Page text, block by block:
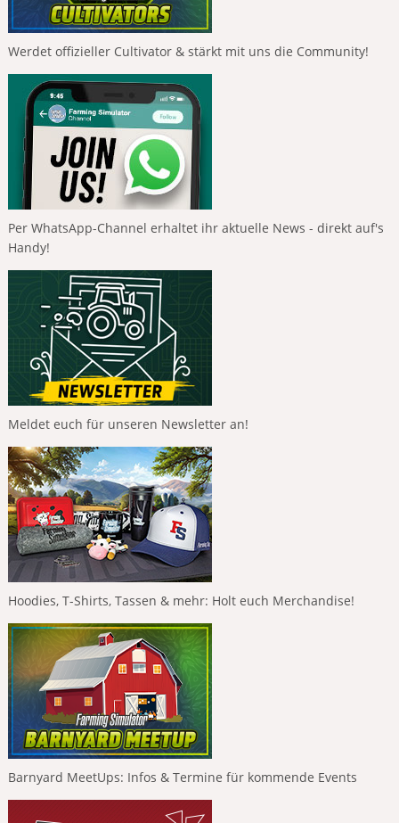
Werdet offizieller Cultivator & stärkt mit uns die Community!
Per WhatsApp-Channel erhaltet ihr aktuelle News - direkt auf's
Handy!
Meldet euch für unseren Newsletter an!
Hoodies, T-Shirts, Tassen & mehr: Holt euch Merchandise!
Barnyard MeetUps: Infos & Termine für kommende Events